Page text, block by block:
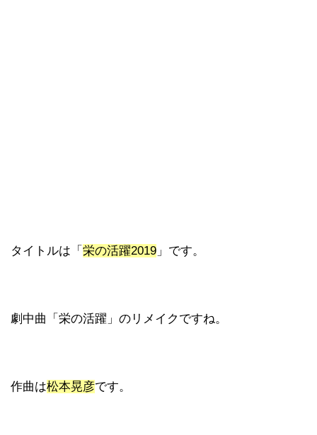
タイトルは「 栄の活躍2019 」です。
劇中曲「栄の活躍」のリメイクですね。
作曲は松本晃彦です。